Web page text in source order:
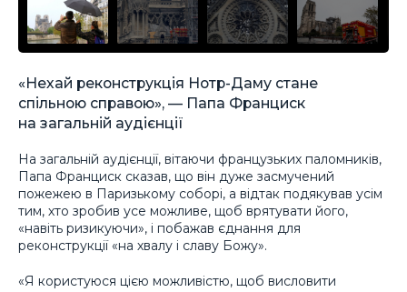
«Нехай реконструкція Нотр-Даму стане
спільною справою», — Папа Франциск
на загальній аудієнції
На загальній аудієнції, вітаючи французьких паломників,
Папа Франциск сказав, що він дуже засмучений
пожежею в Паризькому соборі, а відтак подякував усім
тим, хто зробив усе можливе, щоб врятувати його,
«навіть ризикуючи», і побажав єднання для
реконструкції «на хвалу і славу Божу».
«Я користуюся цією можливістю, щоб висловити